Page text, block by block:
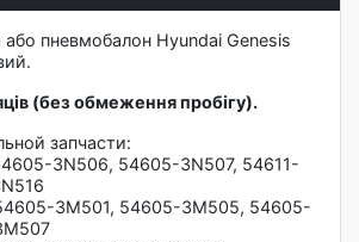
пневмобалон Hyundai Genesis
(без обмеження пробігу).
запчасти:
3N506, 54605-3N507, 54611-
3M501, 54605-3M505, 54605-